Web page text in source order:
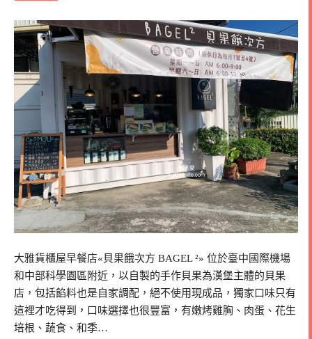
大雅貨櫃屋早餐店«貝果餓次方 BAGEL ²» 位於臺中國際機場
和中部科學園區附近，以自製的手作貝果為漢堡主體的貝果
店，包括餡料也是自家調配，絕不使用現成品，獨家口味只有
這裡才吃得到，口味選擇也很豐富，有嫩烤雞胸、肉蛋、花生
培根、蔬食、和季…